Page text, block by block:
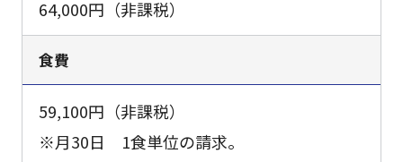
64,000円（非課税）
食費
59,100円（非課税）
※月30日 1食単位の請求。